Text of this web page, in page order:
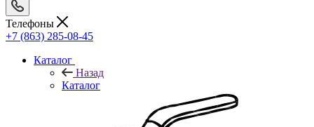
Телефоны
+7 (863) 285-08-45
Каталог
Назад
Каталог